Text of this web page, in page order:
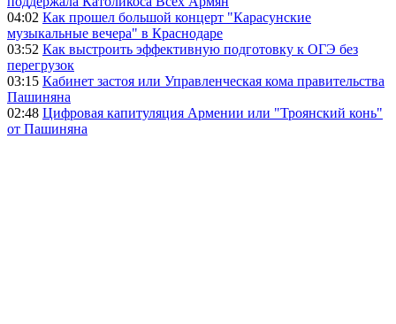
04:02 Как прошел большой концерт "Карасунские
музыкальные вечера" в Краснодаре
03:52 Как выстроить эффективную подготовку к ОГЭ без
перегрузок
03:15 Кабинет застоя или Управленческая кома правительства
Пашиняна
02:48 Цифровая капитуляция Армении или "Троянский конь"
от Пашиняна